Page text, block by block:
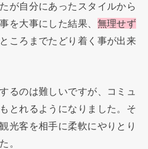
が自分にあったスタイルから
を大事にした結果、 無理せず
ころまでたどり着く事が出来
るのは難しいですが、コミュ
とれるようになりました。そ
光客を相手に柔軟にやりとり
。